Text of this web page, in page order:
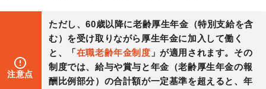
注意点
ただし、60歳以降に老齢厚生年金（特別支給を含
む）を受け取りながら厚生年金に加入して働く
と、「在職老齢年金制度 」が適用されます。その
制度では、給与や賞与と年金（老齢厚生年金の報
酬比例部分）の合計額が一定基準を超えると、年